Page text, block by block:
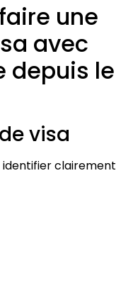
une
avec
depuis le
visa
identifier clairement